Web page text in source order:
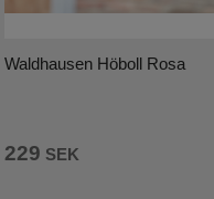
Waldhausen Höboll Rosa
229 SEK